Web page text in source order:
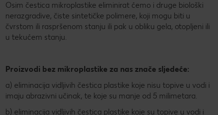
Osim čestica mikroplastike eliminirat ćemo i druge biološki
nerazgradive, čiste sintetičke polimere, koji mogu biti u
čvrstom ili raspršenom stanju ili pak u obliku gela, otopljeni ili
u tekućem stanju.
Proizvodi bez mikroplastike za nas znače sljedeće:
a) eliminacija vidljivih čestica plastike koje nisu topive u vodi i
imaju abrazivni učinak, te koje su manje od 5 milimetara.
b) eliminacija vidljivih čestica plastike koje su topive u vodi i